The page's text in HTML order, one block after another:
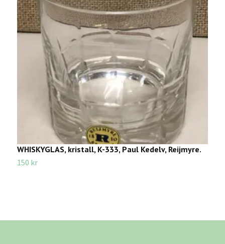
WHISKYGLAS, kristall, K-333, Paul Kedelv, Reijmyre.
150 kr